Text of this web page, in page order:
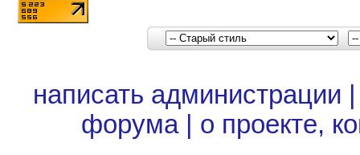
написать администрации
форума| о проекте,